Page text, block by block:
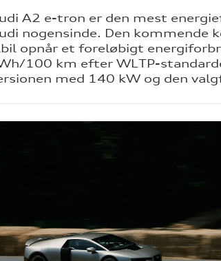
A2 e-tron er den mest
nogensinde. Den kommende
opnår et foreløbigt
100 km efter WLTP-
med 140 kW og den